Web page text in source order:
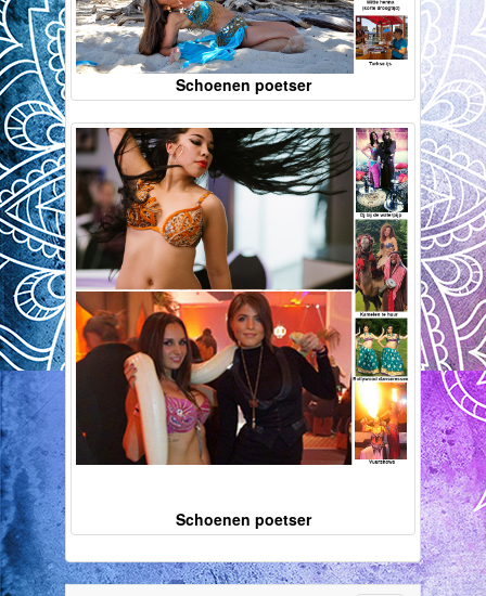
Schoenen poetser
Schoenen poetser